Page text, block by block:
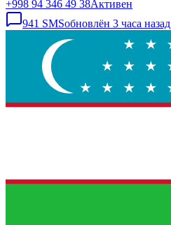
+998 94 346 49 38Активен
941 SMSобновлён 3 часа назад